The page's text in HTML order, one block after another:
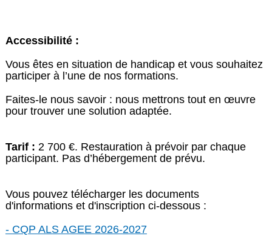
Accessibilité :
Vous êtes en situation de handicap et vous souhaitez
participer à l’une de nos formations.
Faites-le nous savoir : nous mettrons tout en œuvre
pour trouver une solution adaptée.
Tarif : 2 700 €. Restauration à prévoir par chaque
participant. Pas d’hébergement de prévu.
Vous pouvez télécharger les documents
d'informations et d'inscription ci-dessous :
- CQP ALS AGEE 2026-2027